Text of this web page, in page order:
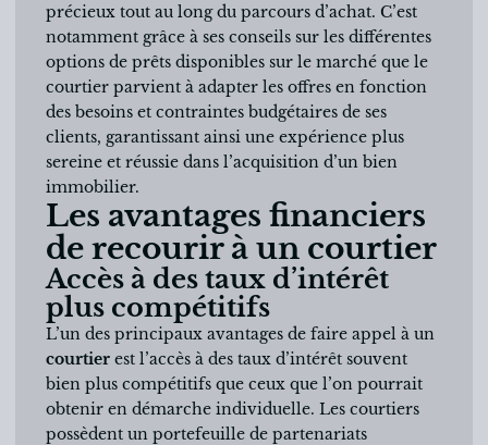
précieux tout au long du parcours d’achat. C’est
notamment grâce à ses conseils sur les différentes
options de prêts disponibles sur le marché que le
courtier parvient à adapter les offres en fonction
des besoins et contraintes budgétaires de ses
clients, garantissant ainsi une expérience plus
sereine et réussie dans l’acquisition d’un bien
immobilier.
Les avantages financiers
de recourir à un courtier
Accès à des taux d’intérêt
plus compétitifs
L’un des principaux avantages de faire appel à un
courtier est l’accès à des taux d’intérêt souvent
bien plus compétitifs que ceux que l’on pourrait
obtenir en démarche individuelle. Les courtiers
possèdent un portefeuille de partenariats